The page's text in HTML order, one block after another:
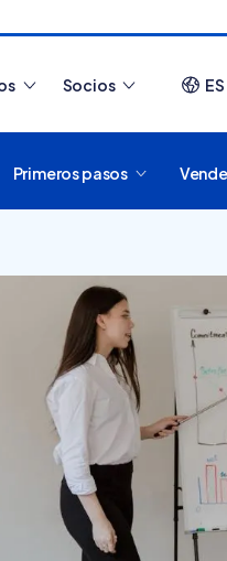
a
¿Cómo es
Tiendanube?
Nube para
Socios ES
Primeros pasos